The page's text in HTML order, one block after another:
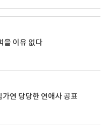
을 이유 없다
연 당당한 연애사 공표